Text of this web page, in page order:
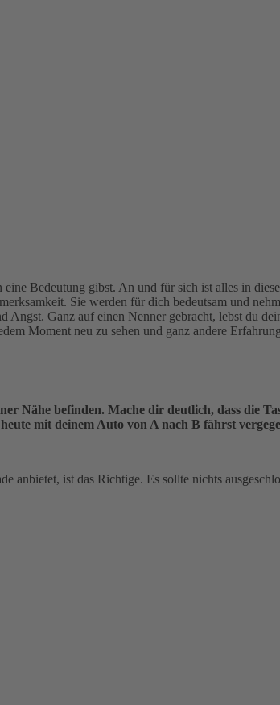
Bedeutung gibst. An und für sich ist alles in
Sie werden für dich bedeutsam und
Ganz auf einen Nenner gebracht, lebst du
Moment neu zu sehen und ganz andere
Nähe befinden. Mache dir deutlich, dass die
mit deinem Auto von A nach B fährst
anbietet, ist das Richtige. Es sollte nichts